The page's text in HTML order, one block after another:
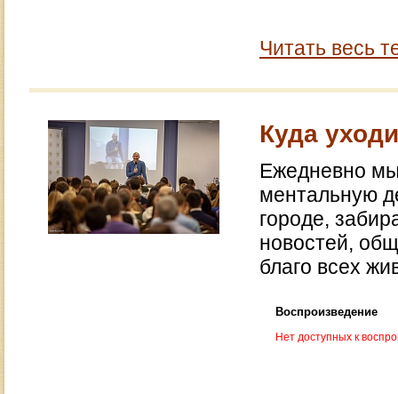
Читать весь
Куда
Ежедневно
ментальную
городе,
новостей,
благо всех
Воспроизведение
Нет доступных к